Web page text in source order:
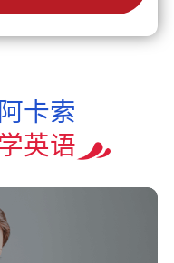
卡索
英语